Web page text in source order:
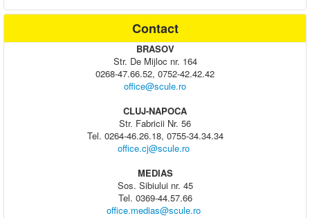
Contact
BRASOV
Str. De Mijloc nr. 164
0268-47.66.52, 0752-42.42.42
office@scule.ro
CLUJ-NAPOCA
Str. Fabricii Nr. 56
Tel. 0264-46.26.18, 0755-34.34.34
office.cj@scule.ro
MEDIAS
Sos. Sibiului nr. 45
Tel. 0369-44.57.66
office.medias@scule.ro